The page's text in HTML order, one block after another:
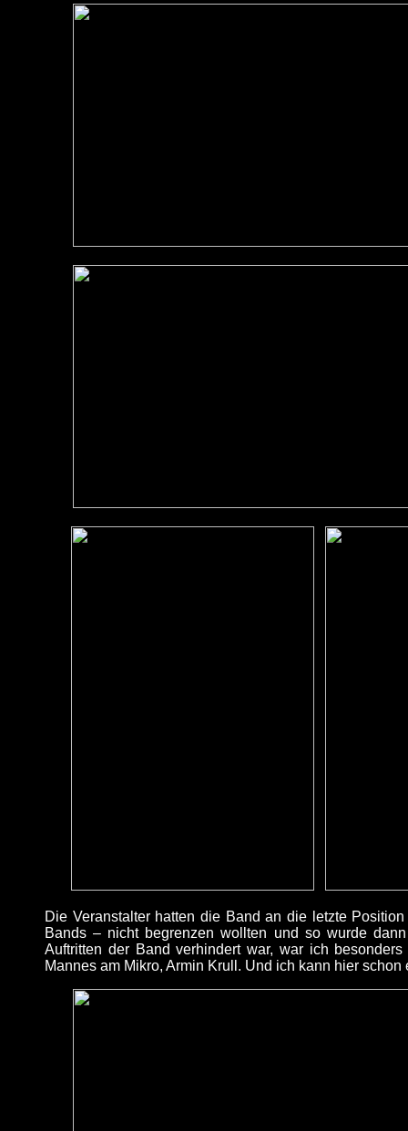
Die Veranstalter hatten die Band an die letzte
Bands – nicht begrenzen wollten und so wurde
Auftritten der Band verhindert war, war ich
Mannes am Mikro, Armin Krull. Und ich kann hier